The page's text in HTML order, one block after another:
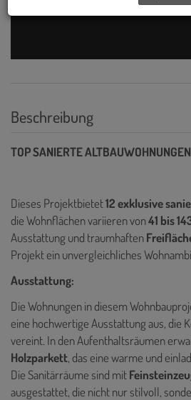
Beschreibung
TOP SANIERTE ALTBAUWOHNUNGEN
Dieses Projektbietet12 exklusive
die Wohnflächen variieren von41 bis
Ausstattung und traumhaften
Projekt ein unvergleichliches
Ausstattung:
Die Wohnungen in diesem
eine hochwertige Ausstattung aus, die
vereint. In den Aufenthaltsräumen
Holzparkett, das eine warme und
Die Sanitärräume sind mit
ausgestattet, die nicht nur stilvoll,